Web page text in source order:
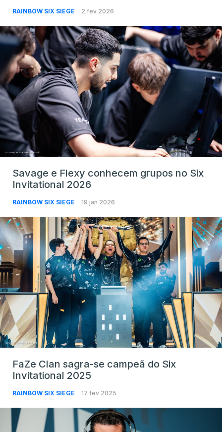
RAINBOW SIX SIEGE 2 fev 2026
Savage e Flexy conhecem grupos no Six
Invitational 2026
RAINBOW SIX SIEGE 19 jan 2026
FaZe Clan sagra-se campeã do Six
Invitational 2025
RAINBOW SIX SIEGE 17 fev 2025